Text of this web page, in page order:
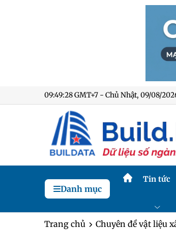
09:49:29 GMT+7 - Chủ Nhật, 09/08/
Danh mục
Tin tức
Trang chủ Chuyên đề vật liệu